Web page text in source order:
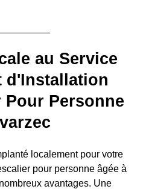
au Service
d'Installation
Pour Personne
localement pour votre
pour personne âgée à
avantages. Une